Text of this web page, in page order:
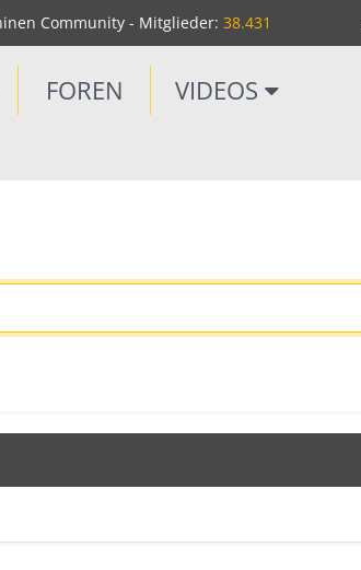
Community - Mitglieder: 38.431
FOREN VIDEOS